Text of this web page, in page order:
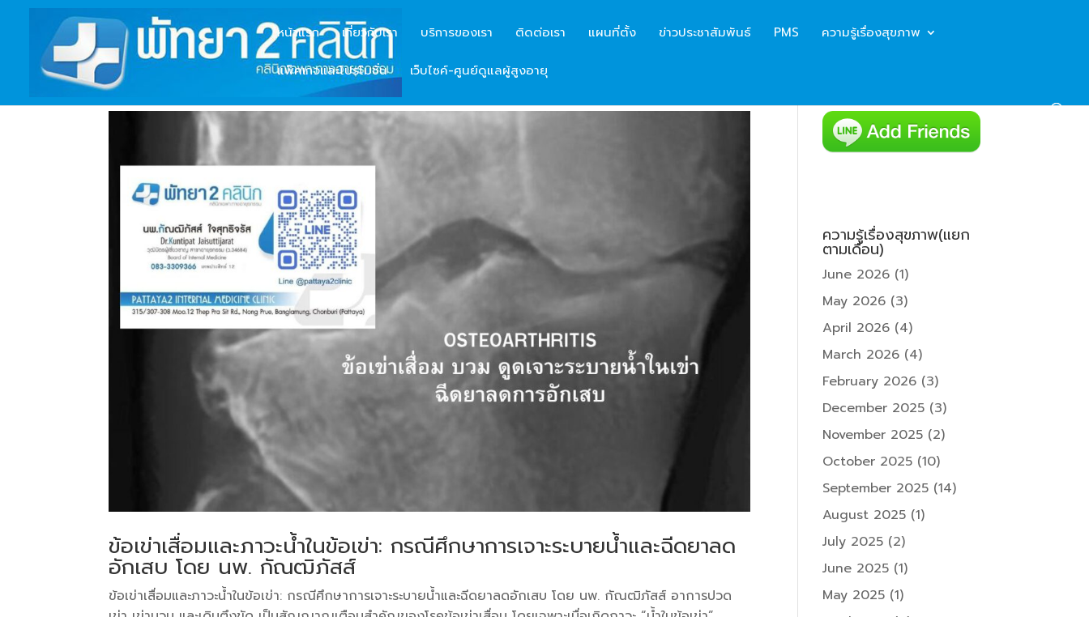
หน้าแรก เกี่ยวกับเรา บริการของเรา ติดต่อเรา แผนที่ตั้ง ข่าวประชาสัมพันธ์ PMS ความรู้เรื่องสุขภาพ
แพ็คเกจและโปรโมชั่น เว็บไซค์-ศูนย์ดูแลผู้สูงอายุ
ข้อเข่าเสื่อมและภาวะน้ำในข้อเข่า: กรณีศึกษาการเจาะระบายน้ำและฉีดยาลด
อักเสบ โดย นพ. กัณฒิภัสส์
ข้อเข่าเสื่อมและภาวะน้ำในข้อเข่า: กรณีศึกษาการเจาะระบายน้ำและฉีดยาลดอักเสบ โดย นพ. กัณฒิภัสส์ ​อาการปวด
ความรู้เรื่องสุขภาพ(แยก
ตามเดือน)
June 2026 (1)
May 2026 (3)
April 2026 (4)
March 2026 (4)
February 2026 (3)
December 2025 (3)
November 2025 (2)
October 2025 (10)
September 2025 (14)
August 2025 (1)
July 2025 (2)
June 2025 (1)
May 2025 (1)